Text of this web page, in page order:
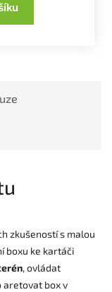
zkušeností s malou
boxu ke kartáči
, ovládat
aretovat box v